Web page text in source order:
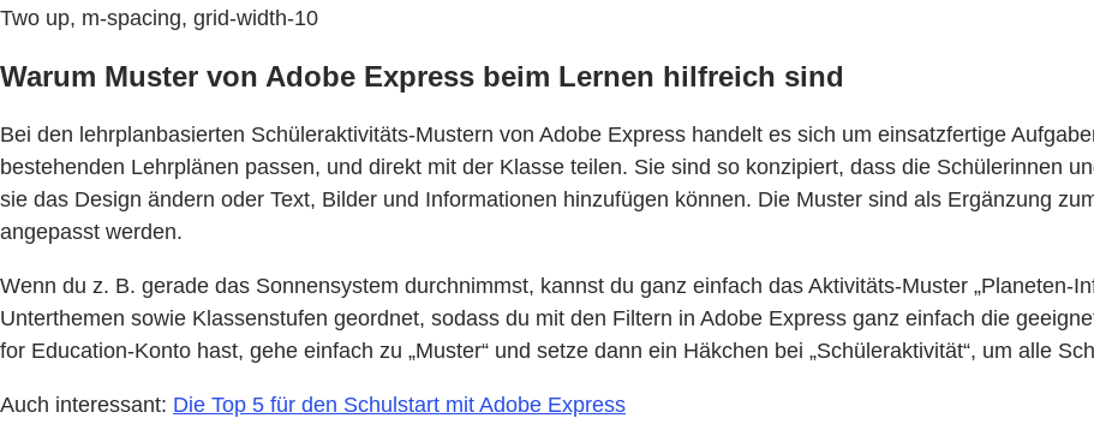
Two up, m-spacing, grid-width-10
Warum Muster von Adobe Express beim Lernen hilfreich sind
Bei den lehrplanbasierten Schüleraktivitäts-Mustern von Adobe Express handelt es sich um einsatzfertige
bestehenden Lehrplänen passen, und direkt mit der Klasse teilen. Sie sind so konzipiert, dass die Schülerinnen
sie das Design ändern oder Text, Bilder und Informationen hinzufügen können. Die Muster sind als Ergänzung
angepasst werden.
Wenn du z. B. gerade das Sonnensystem durchnimmst, kannst du ganz einfach das Aktivitäts-Muster „Planeten-
Unterthemen sowie Klassenstufen geordnet, sodass du mit den Filtern in Adobe Express ganz einfach die
for Education-Konto hast, gehe einfach zu „Muster“ und setze dann ein Häkchen bei „Schüleraktivität“, um alle
Auch interessant: Die Top 5 für den Schulstart mit Adobe Express